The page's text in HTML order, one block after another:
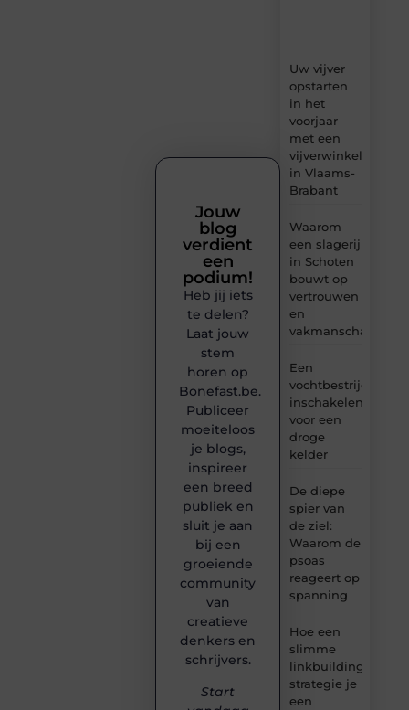
Uw vijver
opstarten
in het
voorjaar
met een
vijverwinkel
in Vlaams-
Brabant
Waarom
een slagerij
in Schoten
bouwt op
vertrouwen
en
vakmanschap
Een
inschakelen
voor een
droge
kelder
De diepe
spier van
de ziel:
Waarom de
psoas
reageert op
spanning
Hoe een
slimme
linkbuilding
strategie je
een
Jouw
blog
verdient
een
podium!
Heb jij iets
te delen?
Laat jouw
stem
horen op
Bonefast.be.
Publiceer
moeiteloos
je blogs,
inspireer
een breed
publiek en
sluit je aan
bij een
groeiende
community
van
creatieve
denkers en
schrijvers.
Start